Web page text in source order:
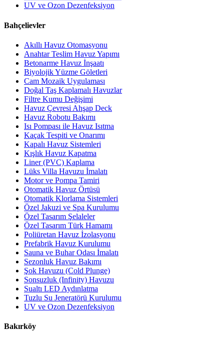
UV ve Ozon Dezenfeksiyon
Bahçelievler
Akıllı Havuz Otomasyonu
Anahtar Teslim Havuz Yapımı
Betonarme Havuz İnşaatı
Biyolojik Yüzme Göletleri
Cam Mozaik Uygulaması
Doğal Taş Kaplamalı Havuzlar
Filtre Kumu Değişimi
Havuz Çevresi Ahşap Deck
Havuz Robotu Bakımı
Isı Pompası ile Havuz Isıtma
Kaçak Tespiti ve Onarımı
Kapalı Havuz Sistemleri
Kışlık Havuz Kapatma
Liner (PVC) Kaplama
Lüks Villa Havuzu İmalatı
Motor ve Pompa Tamiri
Otomatik Havuz Örtüsü
Otomatik Klorlama Sistemleri
Özel Jakuzi ve Spa Kurulumu
Özel Tasarım Şelaleler
Özel Tasarım Türk Hamamı
Poliüretan Havuz İzolasyonu
Prefabrik Havuz Kurulumu
Sauna ve Buhar Odası İmalatı
Sezonluk Havuz Bakımı
Şok Havuzu (Cold Plunge)
Sonsuzluk (Infinity) Havuzu
Sualtı LED Aydınlatma
Tuzlu Su Jeneratörü Kurulumu
UV ve Ozon Dezenfeksiyon
Bakırköy